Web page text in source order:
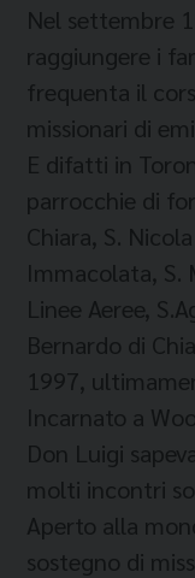
Nel settembre
raggiungere i
frequenta il
missionari di
E difatti in
parrocchie di
Chiara, S.
Immacolata, S.
Linee Aeree,
Bernardo di
1997,
Incarnato a
Don Luigi
molti incontri
Aperto alla
sostegno di